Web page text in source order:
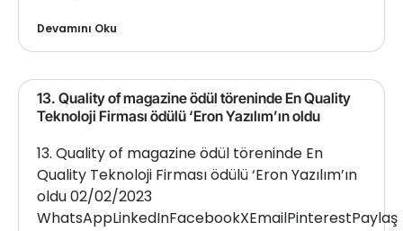
Devamını Oku
13. Quality of magazine ödül töreninde En Quality
Teknoloji Firması ödülü ‘Eron Yazılım’ın oldu
13. Quality of magazine ödül töreninde En
Quality Teknoloji Firması ödülü ‘Eron Yazılım’ın
oldu 02/02/2023
WhatsAppLinkedInFacebookXEmailPinterestPaylaş